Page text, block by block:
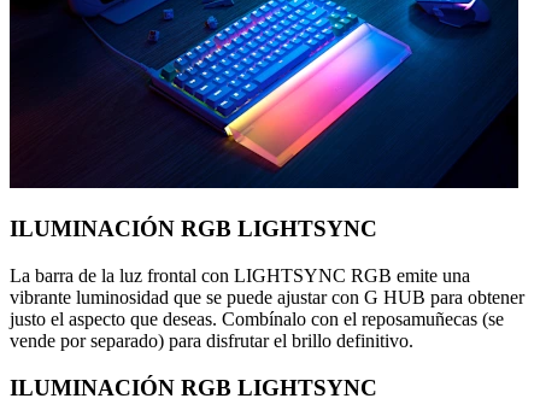
ILUMINACIÓN RGB LIGHTSYNC
La barra de la luz frontal con LIGHTSYNC RGB emite una
vibrante luminosidad que se puede ajustar con G HUB para obtener
justo el aspecto que deseas. Combínalo con el reposamuñecas (se
vende por separado) para disfrutar el brillo definitivo.
ILUMINACIÓN RGB LIGHTSYNC